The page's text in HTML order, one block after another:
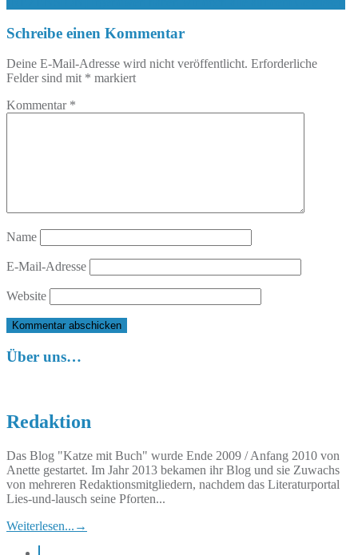
Schreibe einen Kommentar
Deine E-Mail-Adresse wird nicht veröffentlicht. Erforderliche
Felder sind mit * markiert
Kommentar *
Name
E-Mail-Adresse
Website
Über uns…
Redaktion
Das Blog "Katze mit Buch" wurde Ende 2009 / Anfang 2010 von
Anette gestartet. Im Jahr 2013 bekamen ihr Blog und sie Zuwachs
von mehreren Redaktionsmitgliedern, nachdem das Literaturportal
Lies-und-lausch seine Pforten...
Weiterlesen... →